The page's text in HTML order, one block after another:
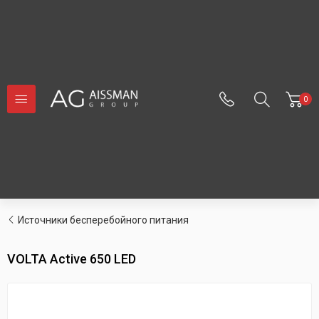
0
Источники бесперебойного питания
VOLTA Active 650 LED